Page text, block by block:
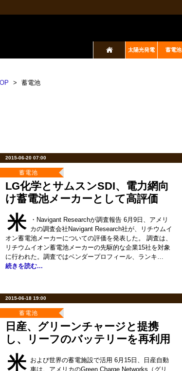
太陽光発電 蓄電池
> 蓄電池
2015-06-20 07:00
蓄電池
LG化学とサムスンSDI、電力網向
け蓄電池メーカーとして高評価
米
・Navigant Researchが調査報告 6月9日、アメリ
カの調査会社Navigant Research社が、リチウムイ
オン蓄電池メーカーについての評価を発表した。 調査は、
リチウムイオン蓄電池メーカーの先駆的な企業15社を対象
に行われた。調査ではベンダープロフィール、ランキ…
続きを読む...
2015-06-18 19:00
蓄電池
日産、グリーンチャージと提携
し、リーフのバッテリーを再利用
米
および世界の蓄電施設で活用 6月15日、日産自動
車は、アメリカのGreen Charge Networks（グリ